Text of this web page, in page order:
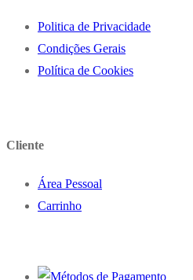
Politica de Privacidade
Condições Gerais
Política de Cookies
Cliente
Área Pessoal
Carrinho